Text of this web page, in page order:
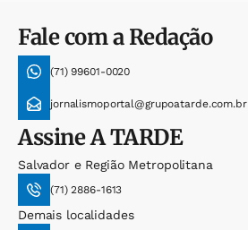
Fale com a Redação
(71) 99601-0020
jornalismoportal@grupoatarde.com.br
AssineA TARDE
Salvador e Região Metropolitana
(71) 2886-1613
Demais localidades